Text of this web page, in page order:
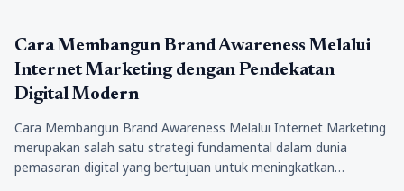
Bisnis
Cara Membangun Brand Awareness Melalui
Internet Marketing dengan Pendekatan
Digital Modern
Cara Membangun Brand Awareness Melalui Internet Marketing
merupakan salah satu strategi fundamental dalam dunia
pemasaran digital yang bertujuan untuk meningkatkan…